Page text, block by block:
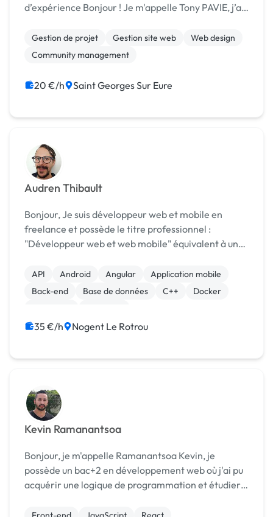
d’expérience Bonjour ! Je m'appelle Tony PAVIE, j’ai
Community Management depuis maintenant 3 ans.
💼 Mon activité ?...
Gestion de projet Gestion site web
Web design
Community management
20 €/h Saint Georges Sur Eure
Audren Thibault
Bonjour, Je suis développeur web et mobile en
freelance et possède le titre professionnel :
"Développeur web et web mobile" équivalent à un
soit votre demande. Technologies : symphony, T...
API Android Angular
Application mobile
Back-end
Base de données C++
Docker
35 €/h Nogent Le Rotrou
Kevin Ramanantsoa
Bonjour, je m'appelle Ramanantsoa Kevin, je
possède un bac+2 en développement web où j'ai pu
acquérir une logique de programmation et étudier
HTML, CSS, Javascript, SQL, PHP, Symfony. J'ai